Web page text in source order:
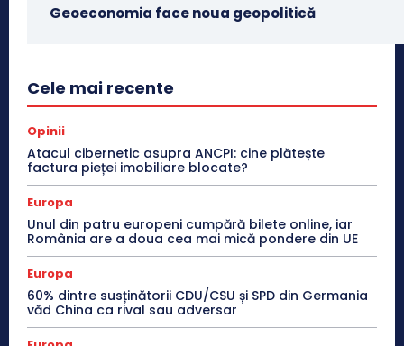
Geoeconomia face noua geopolitică
Cele mai recente
Opinii
Atacul cibernetic asupra ANCPI: cine plătește
factura pieței imobiliare blocate?
Europa
Unul din patru europeni cumpără bilete online, iar
România are a doua cea mai mică pondere din UE
Europa
60% dintre susținătorii CDU/CSU și SPD din Germania
văd China ca rival sau adversar